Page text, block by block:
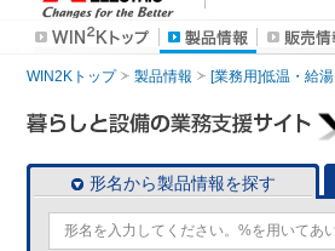
WIN2Kトップ 製品情報 [業務用]低温・給
形名から製品情報を探す